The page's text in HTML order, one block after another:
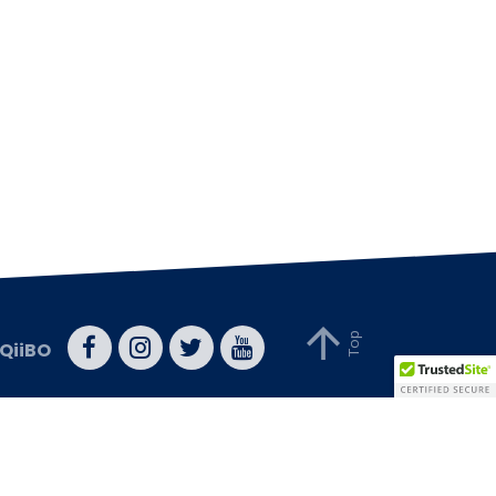
QiiBO